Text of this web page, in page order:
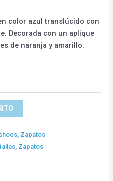
color azul translúcido con
Decorada con un aplique
de naranja y amarillo.
shoes Zapatos
Zapatos